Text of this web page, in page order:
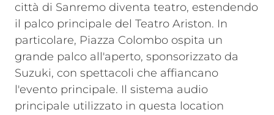
città di Sanremo diventa teatro, estendendo
il palco principale del Teatro Ariston. In
particolare, Piazza Colombo ospita un
grande palco all'aperto, sponsorizzato da
Suzuki, con spettacoli che affiancano
l'evento principale. Il sistema audio
principale utilizzato in questa location